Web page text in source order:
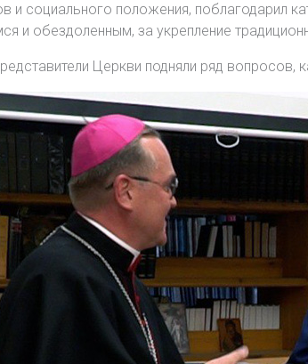
и социального положения, поблагодарил
и обездоленным, за укрепление
Церкви подняли ряд вопросов,